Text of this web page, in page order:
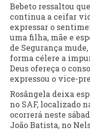
Bebeto ressaltou
continua a ceifar
expressar o
uma filha, mãe e
de Segurança
forma célere a
Deus ofereça o
expressou o vice-
Rosângela deixa
no SAF, localizado
ocorrerá neste
João Batista, no